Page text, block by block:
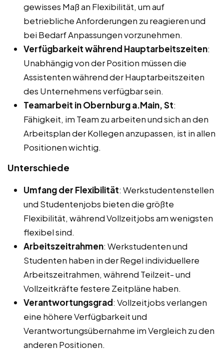
gewisses Maß an Flexibilität, um auf
betriebliche Anforderungen zu reagieren und
bei Bedarf Anpassungen vorzunehmen.
Verfügbarkeit während Hauptarbeitszeiten:
Unabhängig von der Position müssen die
Assistenten während der Hauptarbeitszeiten
des Unternehmens verfügbar sein.
Teamarbeit in Obernburg a.Main, St:
Fähigkeit, im Team zu arbeiten und sich an den
Arbeitsplan der Kollegen anzupassen, ist in allen
Positionen wichtig.
Unterschiede
Umfang der Flexibilität: Werkstudentenstellen
und Studentenjobs bieten die größte
Flexibilität, während Vollzeitjobs am wenigsten
flexibel sind.
Arbeitszeitrahmen: Werkstudenten und
Studenten haben in der Regel individuellere
Arbeitszeitrahmen, während Teilzeit- und
Vollzeitkräfte festere Zeitpläne haben.
Verantwortungsgrad: Vollzeitjobs verlangen
eine höhere Verfügbarkeit und
Verantwortungsübernahme im Vergleich zu den
anderen Positionen.